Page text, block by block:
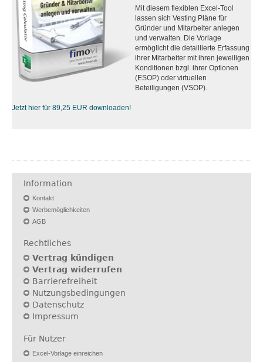
Mit diesem flexiblen Excel-Tool
lassen sich Vesting Pläne für
Gründer und Mitarbeiter anlegen
und verwalten. Die Vorlage
ermöglicht die detaillierte Erfassung
ihrer Mitarbeiter mit ihren jeweiligen
Konditionen bzgl. ihrer Optionen
(ESOP) oder virtuellen
Beteiligungen (VSOP).
Jetzt hier für 89,25 EUR downloaden!
Information
Kontakt
Werbemöglichkeiten
AGB
Rechtliches
Vertrag kündigen
Vertrag widerrufen
Barrierefreiheit
Nutzungsbedingungen
Datenschutz
Impressum
Für Nutzer
Excel-Vorlage einreichen